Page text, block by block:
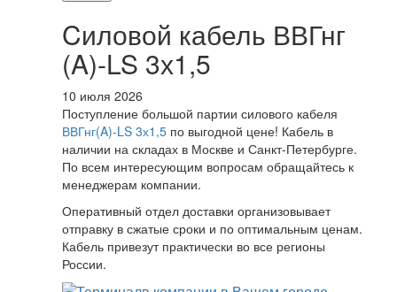
Cиловой кабель ВВГнг
(A)-LS 3х1,5
10 июля 2026
Поступление большой партии силового кабеля
ВВГнг(A)-LS 3х1,5 по выгодной цене! Кабель в
наличии на складах в Москве и Санкт-Петербурге.
По всем интересующим вопросам обращайтесь к
менеджерам компании.
Оперативный отдел доставки организовывает
отправку в сжатые сроки и по оптимальным ценам.
Кабель привезут практически во все регионы
России.